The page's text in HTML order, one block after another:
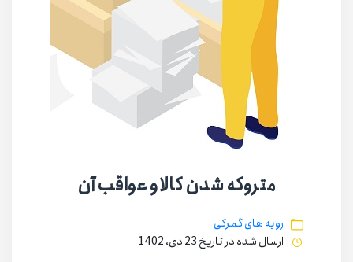
متروکه شدن کالا و عواقب آن
رویه های گمرکی
ارسال شده در تاریخ 23 دی، 1402